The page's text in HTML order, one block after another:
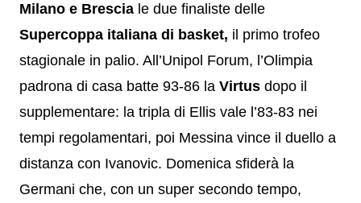
Milano e Brescia le due finaliste delle
Supercoppa italiana di basket, il primo trofeo
stagionale in palio. All’Unipol Forum, l’Olimpia
padrona di casa batte 93-86 la Virtus dopo il
supplementare: la tripla di Ellis vale l’83-83 nei
tempi regolamentari, poi Messina vince il duello a
distanza con Ivanovic. Domenica sfiderà la
Germani che, con un super secondo tempo,